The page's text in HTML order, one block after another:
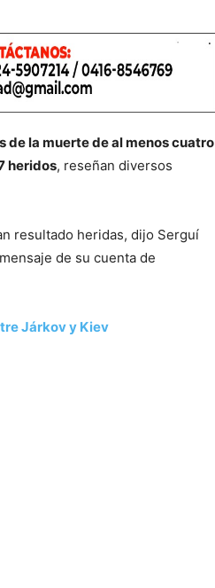
de la muerte de al menos cuatro
heridos, reseñan diversos
resultado heridas, dijo Serguí
de su cuenta de
Járkov y Kiev